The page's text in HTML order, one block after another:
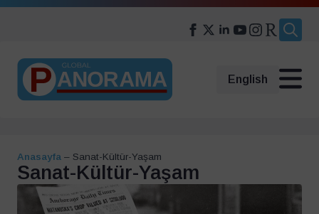
English
Anasayfa – Sanat-Kültür-Yaşam
Sanat-Kültür-Yaşam